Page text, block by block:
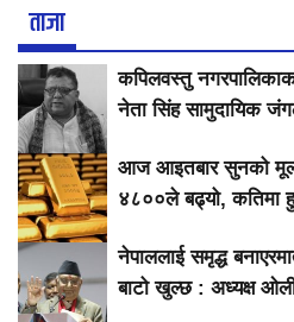
ताजा
कपिलवस्तु
नेता सिंह सामुदायिक
आज आइतबार सुनको
४८००ले बढ्यो, कतिमा
नेपाललाई समृद्ध
बाटो खुल्छ : अध्यक्ष